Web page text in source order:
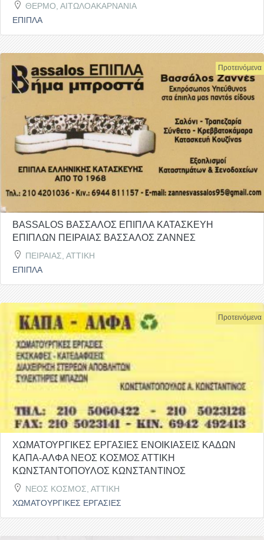
ΘΕΡΜΟ, ΑΙΤΩΛΟΑΚΑΡΝΑΝΙΑ
ΕΠΙΠΛΑ
Προτεινόμενα
BASSALOS ΒΑΣΣΑΛΟΣ ΕΠΙΠΛΑ ΚΑΤΑΣΚΕΥΗ
ΕΠΙΠΛΩΝ ΠΕΙΡΑΙΑΣ ΒΑΣΣΑΛΟΣ ΖΑΝΝΕΣ
ΠΕΙΡΑΙΑΣ, ΑΤΤΙΚΗ
ΕΠΙΠΛΑ
Προτεινόμενα
ΧΩΜΑΤΟΥΡΓΙΚΕΣ ΕΡΓΑΣΙΕΣ ΕΝΟΙΚΙΑΣΕΙΣ ΚΑΔΩΝ
ΚΑΠΑ-ΑΛΦΑ ΝΕΟΣ ΚΟΣΜΟΣ ΑΤΤΙΚΗ
ΚΩΝΣΤΑΝΤΟΠΟΥΛΟΣ ΚΩΝΣΤΑΝΤΙΝΟΣ
ΝΕΟΣ ΚΟΣΜΟΣ, ΑΤΤΙΚΗ
ΧΩΜΑΤΟΥΡΓΙΚΕΣ ΕΡΓΑΣΙΕΣ